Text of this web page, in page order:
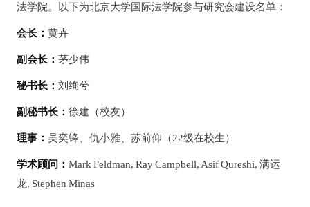
法学院。以下为北京大学国际法学院参与研究会建设名单：
会长：黄卉
副会长：茅少伟
秘书长：刘绚兮
副秘书长：徐建（校友）
理事：吴奕锋、仇小雅、苏前仰（22级在校生）
学术顾问：Mark Feldman, Ray Campbell, Asif Qureshi, 满运
龙, Stephen Minas